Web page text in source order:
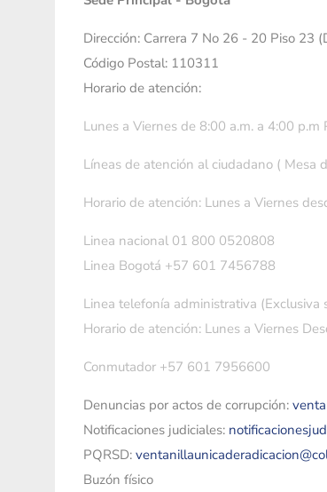
Dirección: Carrera 7 No 26 - 20 Piso 23
Código Postal: 110311
Horario de atención:
Lunes a Viernes de 8:00 a.m. a 4:00 p.m
Líneas de atención al ciudadano ( Mesa
Horario de atención: Lunes a Viernes
Linea nacional 01 800 0520808
Linea Bogotá +57 601 7456788
Linea telefonía administrativa (Exclusiva
Horario de atención: Lunes a Viernes
Conmutador +57 601 7956600
Denuncias por actos de corrupción:
Notificaciones judiciales:
PQRSD:
Buzón físico